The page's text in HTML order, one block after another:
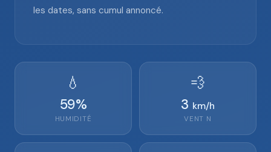
les dates, sans cumul annoncé.
💧
59%
HUMIDITÉ
💨
3 km/h
VENT N